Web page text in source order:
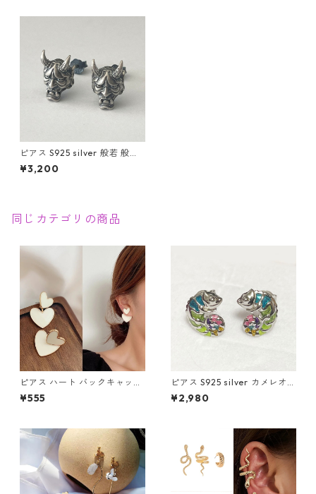
ピアス S925 silver 般若 般若
面 ユニセックス シルバー Silv
er アクセサリー
¥3,200
同じカテゴリの商品
ピアス ハート バックキャッチ
ダブルハート 2way ハートピ
アス アクセサリー クリームホ
¥555
ピアス S925 silver カメレオン
爬虫類 カラフル レインボー シ
ルバー スタッド
¥2,980